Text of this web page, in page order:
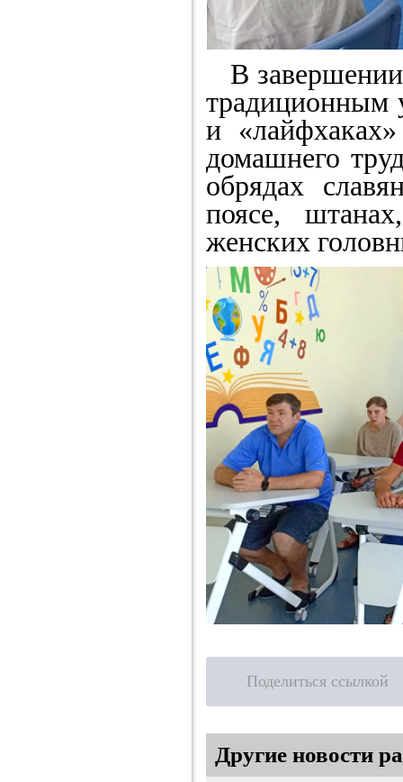
В завершении
традиционным
и
домашнего
обрядах
поясе,
женских
Поделиться ссылкой
Другие новости